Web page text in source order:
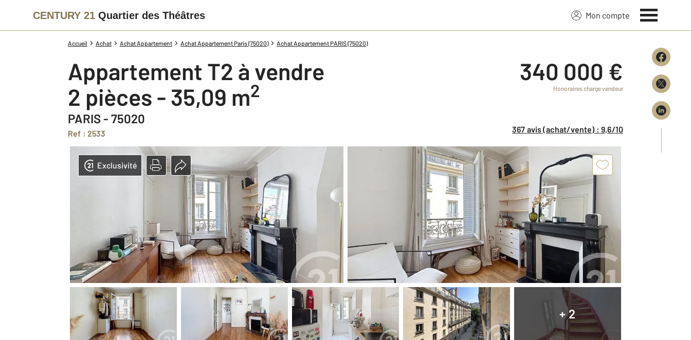
CENTURY 21 Quartier des Théâtres Mon compte
Accueil Achat Achat Appartement Achat Appartement Paris (75020) Achat Appartement PARIS (75020)
Appartement T2 à vendre
2 pièces - 35,09 m2
PARIS - 75020
Ref : 2533
340 000 €
Honoraires charge vendeur
367 avis (achat/vente) : 9,6/10
+ 2
Exclusivité